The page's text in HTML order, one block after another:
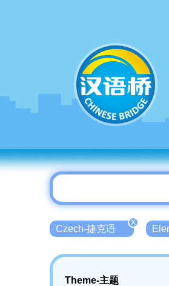
Czech-捷克语
X
Theme-主题